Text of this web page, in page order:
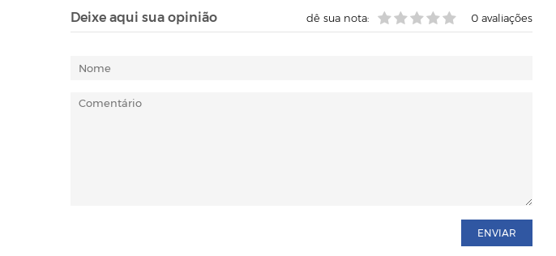
Deixe aqui sua opinião 0 avaliações
dê sua nota:
ENVIAR